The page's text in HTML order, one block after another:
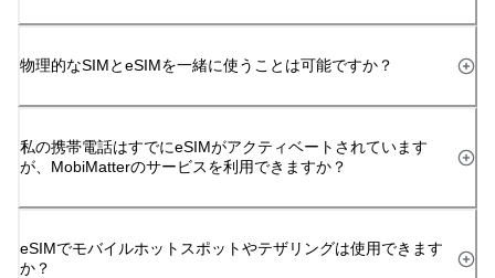
物理的なSIMとeSIMを一緒に使うことは可能ですか？
私の携帯電話はすでにeSIMがアクティベートされています
が、MobiMatterのサービスを利用できますか？
eSIMでモバイルホットスポットやテザリングは使用できます
か？